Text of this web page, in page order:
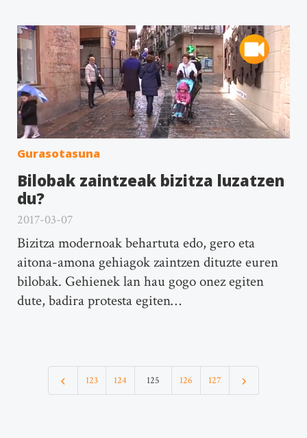
Gurasotasuna
Bilobak zaintzeak bizitza luzatzen
du?
2017-03-07
Bizitza modernoak behartuta edo, gero eta
aitona-amona gehiagok zaintzen dituzte euren
bilobak. Gehienek lan hau gogo onez egiten
dute, badira protesta egiten…
123 124 125 126 127